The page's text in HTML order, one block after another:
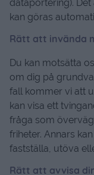
dataportering).
kan göras
Rätt att invända
Du kan motsätta
om dig på
fall kommer vi att
kan visa ett
fråga som
friheter. Annars
fastställa, utöva
Rätt att avvisa